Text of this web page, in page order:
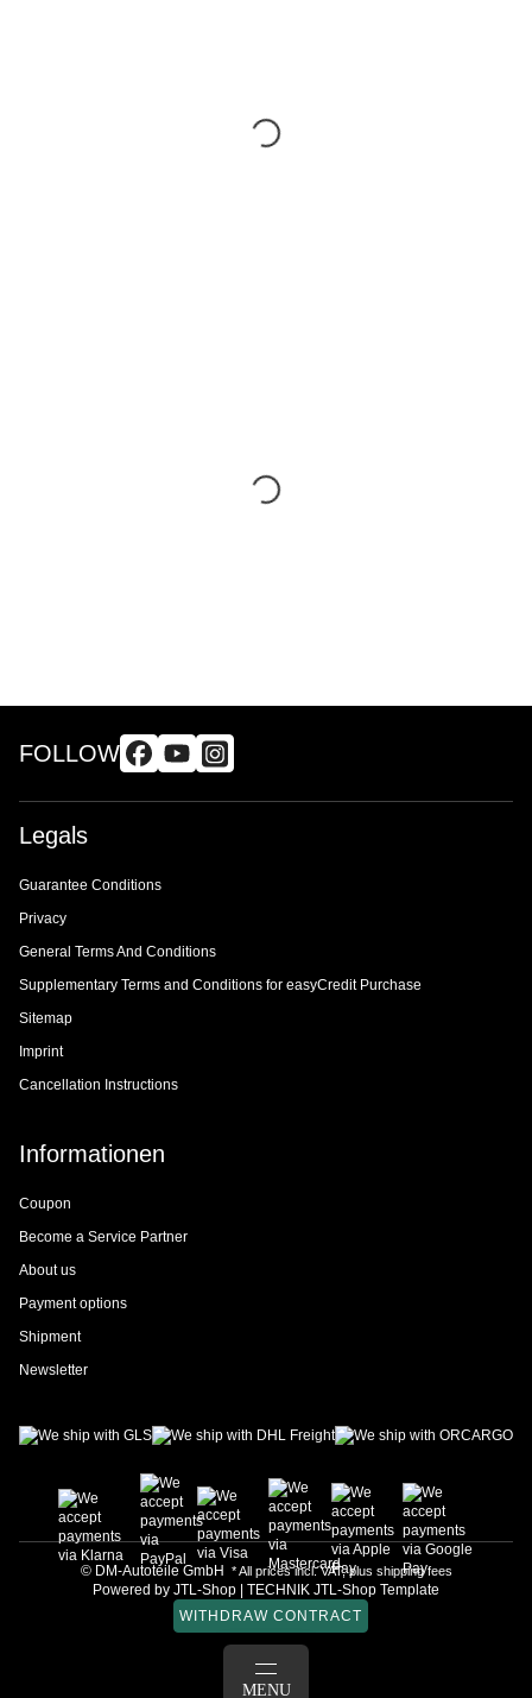
FOLLOW
Legals
Guarantee Conditions
Privacy
General Terms And Conditions
Supplementary Terms and Conditions for easyCredit Purchase
Sitemap
Imprint
Cancellation Instructions
Informationen
Coupon
Become a Service Partner
About us
Payment options
Shipment
Newsletter
© DM-Autoteile GmbH * All prices incl. VAT, plus shipping fees
Powered by JTL-Shop
TECHNIK JTL-Shop Template
WITHDRAW CONTRACT
MENU